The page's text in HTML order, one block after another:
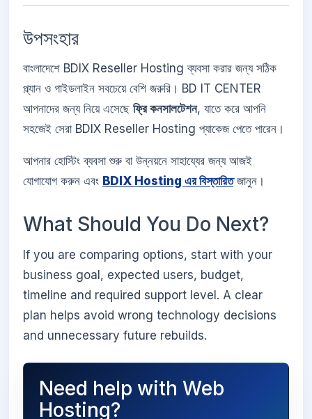
উপসংহার
বাংলাদেশে BDIX Reseller Hosting ব্যবসা করার জন্য সঠিক
প্ল্যান ও গাইডলাইন সবচেয়ে বেশি জরুরি। BD IT CENTER
আপনাদের জন্য নিয়ে এসেছে ফ্রি কনসালটেশন, যাতে করে আপনি
সহজেই সেরা BDIX Reseller Hosting প্যাকেজ পেতে পারেন।
আপনার হোস্টিং ব্যবসা শুরু বা উন্নয়নে সাহায্যের জন্য আজই
যোগাযোগ করুন এবং BDIX Hosting এর বিস্তারিতজানুন।
What Should You Do Next?
If you are comparing options, start with your
business goal, expected users, budget,
timeline and required support level. A clear
plan helps avoid wrong technology decisions
and unnecessary future rebuilds.
Need help with Web
Hosting?